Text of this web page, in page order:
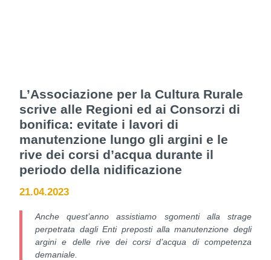
L’Associazione per la Cultura Rurale
scrive alle Regioni ed ai Consorzi di
bonifica: evitate i lavori di
manutenzione lungo gli argini e le
rive dei corsi d’acqua durante il
periodo della nidificazione
21.04.2023
Anche quest’anno assistiamo sgomenti alla strage
perpetrata dagli Enti preposti alla manutenzione degli
argini e delle rive dei corsi d’acqua di competenza
demaniale.